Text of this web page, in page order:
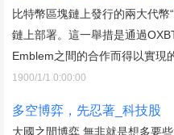
比特幣區塊鏈上發行的兩大代幣
鏈上部署。這一舉措是通過
Emblem之間的合作而得以實現
1900/1/1 0:00:00
多空博弈，先忍著_科技股
大國之間博弈,無非就是想多要